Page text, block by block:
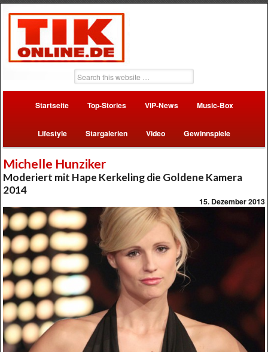
Startseite Top-Stories VIP-News Music-Box
Lifestyle Stargalerien Video Gewinnspiele
Michelle Hunziker
Moderiert mit Hape Kerkeling die Goldene Kamera
2014
15. Dezember 2013